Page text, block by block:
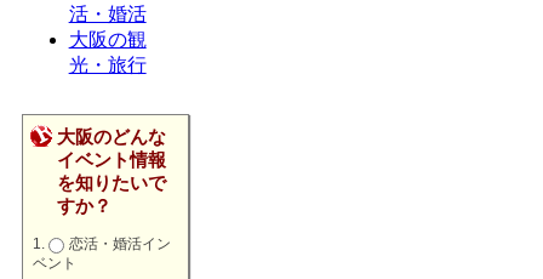
活・婚活
大阪の観
光・旅行
大阪のどんな
イベント情報
を知りたいで
すか？
恋活・婚活イン
ベント